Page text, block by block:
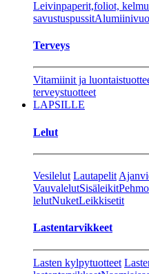
Leivinpaperit,foliot,
savustuspussit
Terveys
Vitamiinit ja
terveystuotteet
LAPSILLE
Lelut
Vesilelut Lautapelit
VauvalelutSisäleikit
lelutNuketLeikkisetit
Lastentarvikkeet
Lasten kylpytuotteet